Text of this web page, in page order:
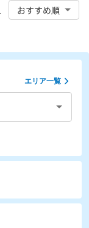
おすすめ順
エリア一覧